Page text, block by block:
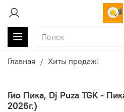
Главная Хиты продаж!
Гио Пика, Dj Puza TGK -
2026г.)